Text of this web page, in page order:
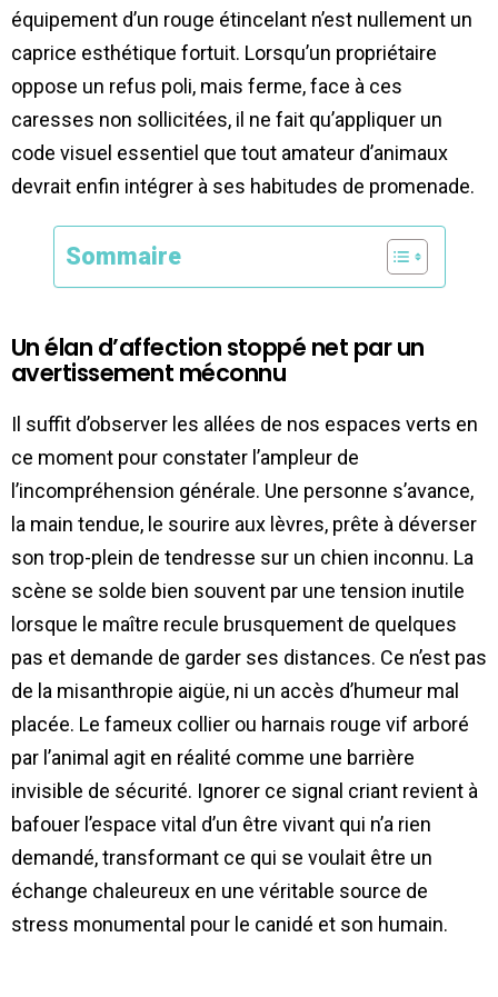
équipement d’un rouge étincelant n’est nullement un
caprice esthétique fortuit. Lorsqu’un propriétaire
oppose un refus poli, mais ferme, face à ces
caresses non sollicitées, il ne fait qu’appliquer un
code visuel essentiel que tout amateur d’animaux
devrait enfin intégrer à ses habitudes de promenade.
Sommaire
Un élan d’affection stoppé net par un
avertissement méconnu
Il suffit d’observer les allées de nos espaces verts en
ce moment pour constater l’ampleur de
l’incompréhension générale. Une personne s’avance,
la main tendue, le sourire aux lèvres, prête à déverser
son trop-plein de tendresse sur un chien inconnu. La
scène se solde bien souvent par une tension inutile
lorsque le maître recule brusquement de quelques
pas et demande de garder ses distances. Ce n’est pas
de la misanthropie aigüe, ni un accès d’humeur mal
placée. Le fameux collier ou harnais rouge vif arboré
par l’animal agit en réalité comme une barrière
invisible de sécurité. Ignorer ce signal criant revient à
bafouer l’espace vital d’un être vivant qui n’a rien
demandé, transformant ce qui se voulait être un
échange chaleureux en une véritable source de
stress monumental pour le canidé et son humain.